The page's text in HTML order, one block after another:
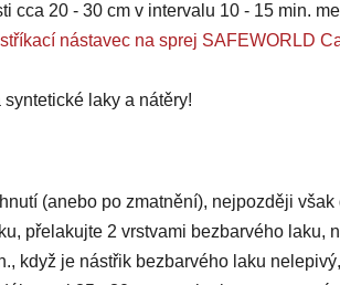
cca 20 - 30 cm v intervalu 10 - 15 min.
stříkací nástavec na sprej SAFEWORLD
syntetické laky a nátěry!
(anebo po zmatnění), nejpozději
přelakujte 2 vrstvami bezbarvého laku,
když je nástřik bezbarvého laku